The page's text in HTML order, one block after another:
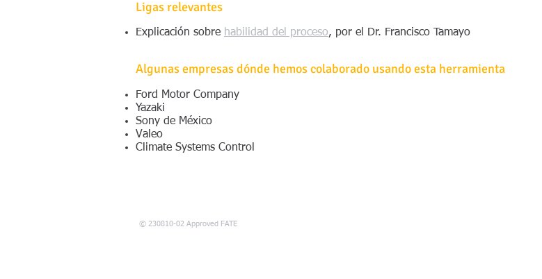
Ligas relevantes
Explicación sobre habilidad del proceso, por el Dr. Francisco Tamayo
Algunas empresas dónde hemos colaborado usando esta herramienta
Ford Motor Company
Yazaki
Sony de México
Valeo
Climate Systems Control
© 230810-02 Approved FATE